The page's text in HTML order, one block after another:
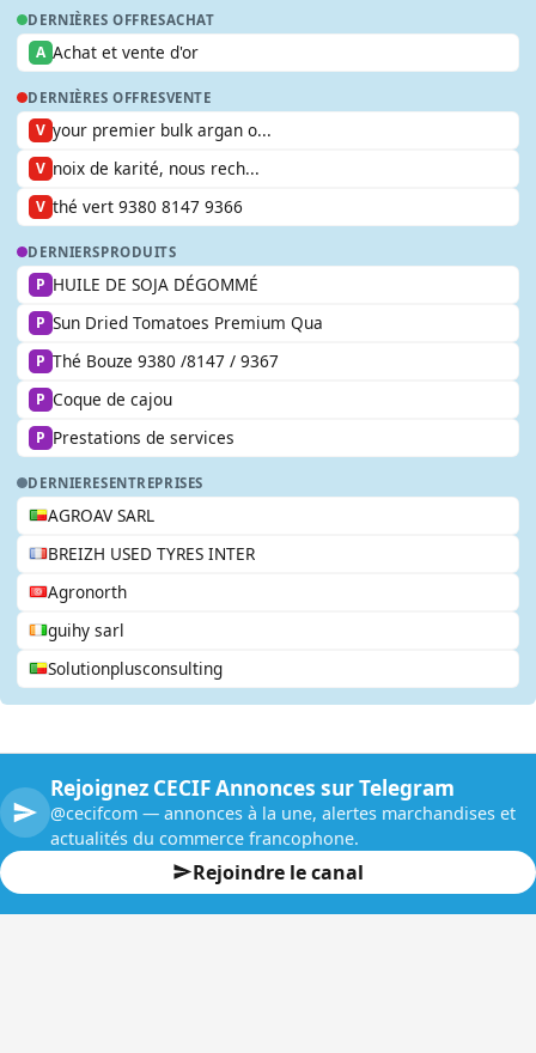
DERNIÈRES OFFRESACHAT
A Achat et vente d'or
DERNIÈRES OFFRESVENTE
V your premier bulk argan o...
V noix de karité, nous rech...
V thé vert 9380 8147 9366
DERNIERSPRODUITS
P HUILE DE SOJA DÉGOMMÉ
P Sun Dried Tomatoes Premium Qua
P Thé Bouze 9380 /8147 / 9367
P Coque de cajou
P Prestations de services
DERNIERESENTREPRISES
AGROAV SARL
BREIZH USED TYRES INTER
Agronorth
guihy sarl
Solutionplusconsulting
Rejoignez CECIF Annonces sur Telegram
@cecifcom — annonces à la une, alertes marchandises et
actualités du commerce francophone.
Rejoindre le canal